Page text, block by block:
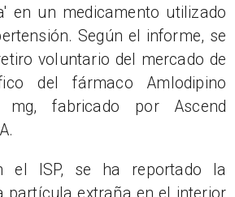
en un medicamento utilizado
Según el informe, se
voluntario del mercado de
del fármaco Amlodipino
mg, fabricado por Ascend
el ISP, se ha reportado la
partícula extraña en el interior